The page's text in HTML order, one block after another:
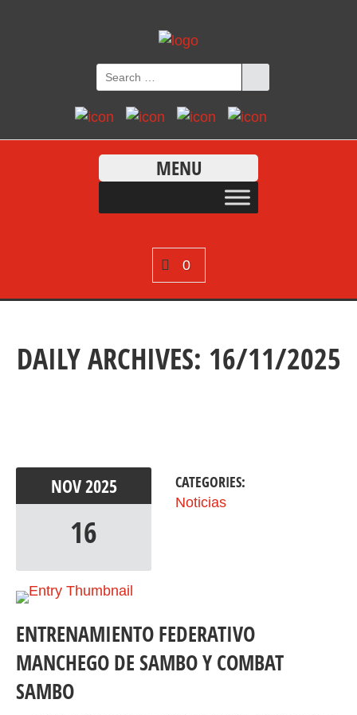
MENU
0
DAILY ARCHIVES: 16/11/2025
NOV2025
16
CATEGORIES:
Noticias
ENTRENAMIENTO FEDERATIVO
MANCHEGO DE SAMBO Y COMBAT
SAMBO